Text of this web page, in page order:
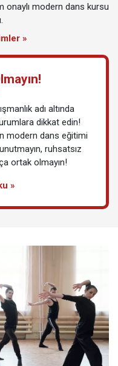
onaylı modern dans kursu
»
adı altında
dikkat edin!
modern dans eğitimi
ruhsatsız
ortak olmayın!
»